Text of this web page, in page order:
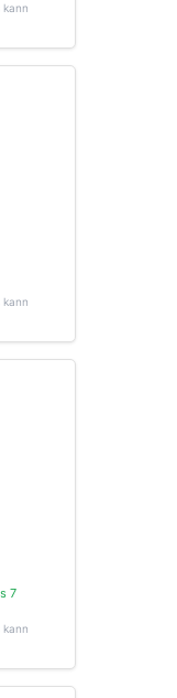
kann
kann
7
kann